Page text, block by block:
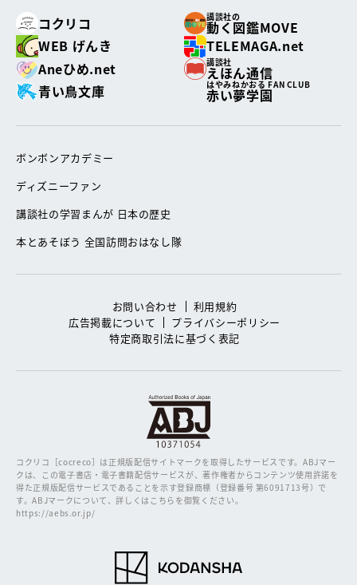
コクリコ
講談社の
動く図鑑MOVE
WEB げんき
TELEMAGA.net
Aneひめ.net
講談社
えほん通信
青い鳥文庫
はやみねかおる FAN CLUB
赤い夢学園
ボンボンアカデミー
ディズニーファン
講談社の学習まんが 日本の歴史
本とあそぼう 全国訪問おはなし隊
お問い合わせ
利用規約
広告掲載について
プライバシーポリシー
特定商取引法に基づく表記
コクリコ［cocreco］は正規版配信サイトマークを取得したサービスです。ABJマー
クは、この電子書店・電子書籍配信サービスが、著作権者からコンテンツ使用許諾を
得た正規版配信サービスであることを示す登録商標（登録番号 第6091713号）で
す。ABJマークについて、詳しくはこちらを御覧ください。
https://aebs.or.jp/